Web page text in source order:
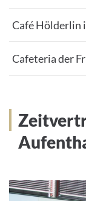
Café Hölderlin
Cafeteria der